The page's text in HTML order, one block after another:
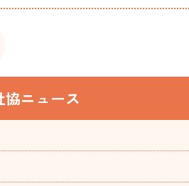
協ニュース